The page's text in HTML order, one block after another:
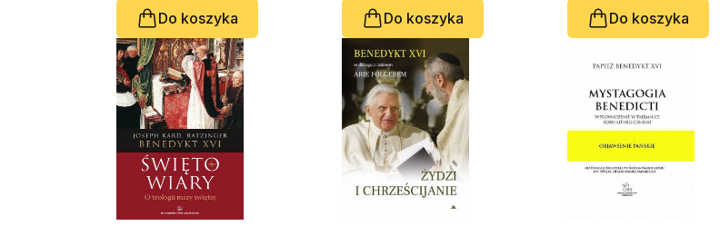
Do koszyka
Do koszyka
Do koszyka